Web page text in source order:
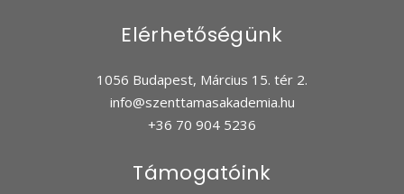
Elérhetőségünk
1056 Budapest, Március 15. tér 2.
info@szenttamasakademia.hu
+36 70 904 5236
Támogatóink